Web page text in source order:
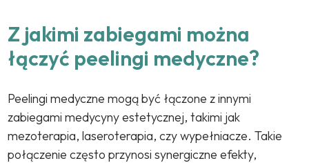
Z jakimi zabiegami można
łączyć peelingi medyczne?
Peelingi medyczne mogą być łączone z innymi
zabiegami medycyny estetycznej, takimi jak
mezoterapia, laseroterapia, czy wypełniacze. Takie
połączenie często przynosi synergiczne efekty,